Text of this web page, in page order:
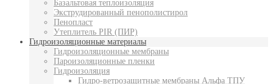
Базальтовая теплоизоляция
Экструдированный пенополистирол
Пенопласт
Утеплитель PIR (ПИР)
Гидроизоляционные материалы
Гидроизоляционные мембраны
Пароизоляционные пленки
Гидроизоляция
Гидро-ветрозащитные мембраны Альфа ТПУ